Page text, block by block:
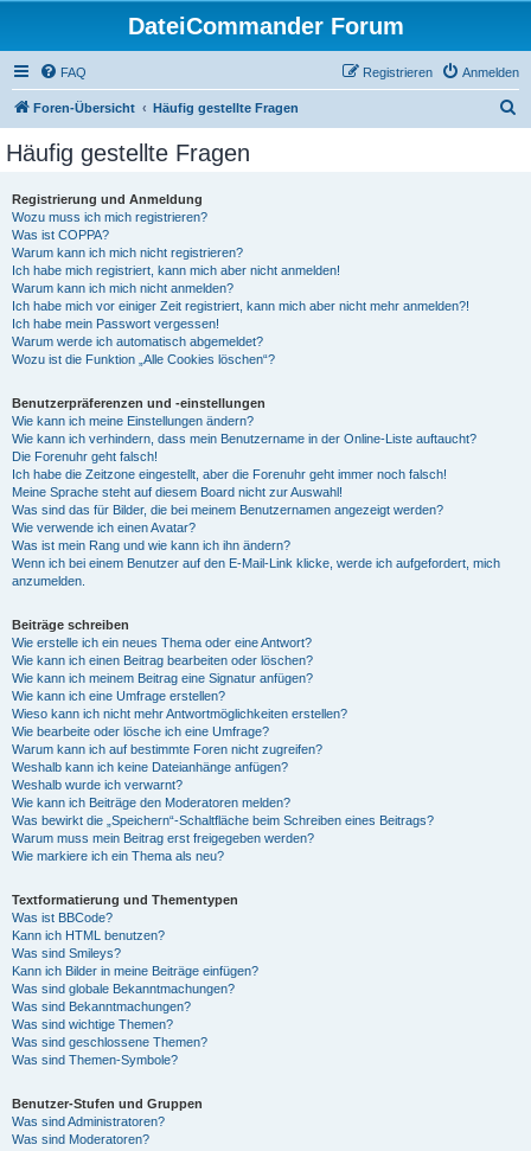
DateiCommander Forum
FAQ Anmelden
Registrieren
Foren-Übersicht Häufig gestellte Fragen
Häufig gestellte Fragen
Registrierung und Anmeldung
Wozu muss ich mich registrieren?
Was ist COPPA?
Warum kann ich mich nicht registrieren?
Ich habe mich registriert, kann mich aber nicht anmelden!
Warum kann ich mich nicht anmelden?
Ich habe mich vor einiger Zeit registriert, kann mich aber nicht mehr anmelden?!
Ich habe mein Passwort vergessen!
Warum werde ich automatisch abgemeldet?
Wozu ist die Funktion „Alle Cookies löschen“?
Benutzerpräferenzen und -einstellungen
Wie kann ich meine Einstellungen ändern?
Wie kann ich verhindern, dass mein Benutzername in der Online-Liste auftaucht?
Die Forenuhr geht falsch!
Ich habe die Zeitzone eingestellt, aber die Forenuhr geht immer noch falsch!
Meine Sprache steht auf diesem Board nicht zur Auswahl!
Was sind das für Bilder, die bei meinem Benutzernamen angezeigt werden?
Wie verwende ich einen Avatar?
Was ist mein Rang und wie kann ich ihn ändern?
Wenn ich bei einem Benutzer auf den E-Mail-Link klicke, werde ich aufgefordert, mich
anzumelden.
Beiträge schreiben
Wie erstelle ich ein neues Thema oder eine Antwort?
Wie kann ich einen Beitrag bearbeiten oder löschen?
Wie kann ich meinem Beitrag eine Signatur anfügen?
Wie kann ich eine Umfrage erstellen?
Wieso kann ich nicht mehr Antwortmöglichkeiten erstellen?
Wie bearbeite oder lösche ich eine Umfrage?
Warum kann ich auf bestimmte Foren nicht zugreifen?
Weshalb kann ich keine Dateianhänge anfügen?
Weshalb wurde ich verwarnt?
Wie kann ich Beiträge den Moderatoren melden?
Was bewirkt die „Speichern“-Schaltfläche beim Schreiben eines Beitrags?
Warum muss mein Beitrag erst freigegeben werden?
Wie markiere ich ein Thema als neu?
Textformatierung und Thementypen
Was ist BBCode?
Kann ich HTML benutzen?
Was sind Smileys?
Kann ich Bilder in meine Beiträge einfügen?
Was sind globale Bekanntmachungen?
Was sind Bekanntmachungen?
Was sind wichtige Themen?
Was sind geschlossene Themen?
Was sind Themen-Symbole?
Benutzer-Stufen und Gruppen
Was sind Administratoren?
Was sind Moderatoren?